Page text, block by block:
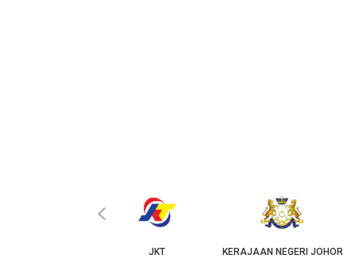
KERAJAAN NEGERI JOHOR USTJ
‹